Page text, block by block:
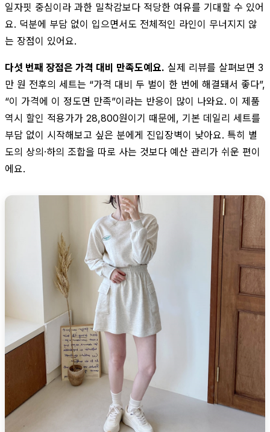
일자핏 중심이라 과한 밀착감보다 적당한 여유를 기대할 수 있어
요. 덕분에 부담 없이 입으면서도 전체적인 라인이 무너지지 않
는 장점이 있어요.
다섯 번째 장점은 가격 대비 만족도예요. 실제 리뷰를 살펴보면 3
만 원 전후의 세트는 “가격 대비 두 벌이 한 번에 해결돼서 좋다”,
“이 가격에 이 정도면 만족”이라는 반응이 많이 나와요. 이 제품
역시 할인 적용가가 28,800원이기 때문에, 기본 데일리 세트를
부담 없이 시작해보고 싶은 분에게 진입장벽이 낮아요. 특히 별
도의 상의·하의 조합을 따로 사는 것보다 예산 관리가 쉬운 편이
에요.